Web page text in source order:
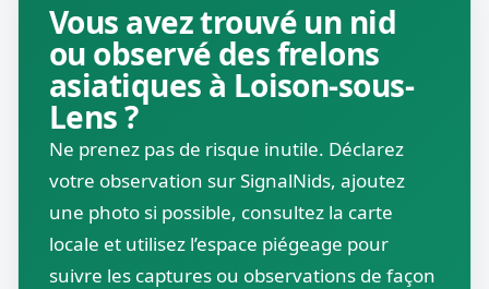
Vous avez trouvé un nid
ou observé des frelons
asiatiques à Loison-sous-
Lens ?
Ne prenez pas de risque inutile. Déclarez
votre observation sur SignalNids, ajoutez
une photo si possible, consultez la carte
locale et utilisez l’espace piégeage pour
suivre les captures ou observations de façon